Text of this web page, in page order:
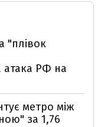
"плівок
атака РФ на
метро між
за 1,76